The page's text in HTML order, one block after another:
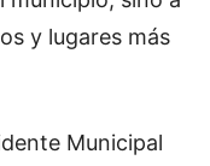
y lugares más
Municipal